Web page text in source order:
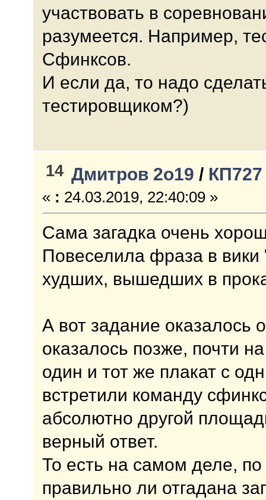
участвовать в
разумеется. Например,
Сфинксов.
И если да, то надо
тестировщиком?)
14 Дмитров 2о19 /
« : 24.03.2019, 22:40:09 »
Сама загадка очень
Повеселила фраза в
худших, вышедших в
А вот задание оказалось
оказалось позже, почти
один и тот же плакат с
встретили команду
абсолютно другой
верный ответ.
То есть на самом деле, по
правильно ли отгадана